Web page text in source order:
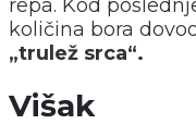
repa. Kod
količina bora
„trulež srca“.
Višak